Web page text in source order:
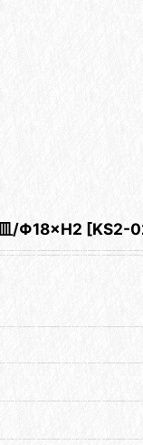
/Φ18×H2 [KS2-